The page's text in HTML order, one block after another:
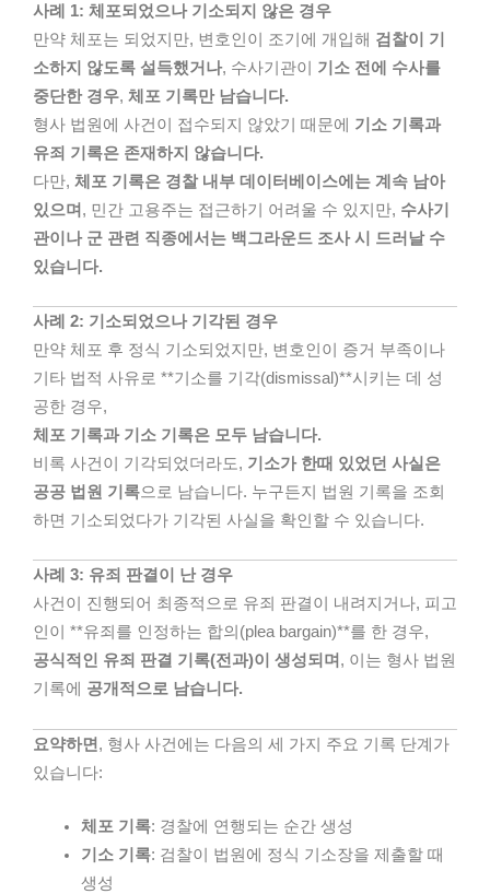
사례 1: 체포되었으나 기소되지 않은 경우
만약 체포는 되었지만, 변호인이 조기에 개입해 검찰이 기
소하지 않도록 설득했거나, 수사기관이 기소 전에 수사를
중단한 경우, 체포 기록만 남습니다.
형사 법원에 사건이 접수되지 않았기 때문에 기소 기록과
유죄 기록은 존재하지 않습니다.
다만, 체포 기록은 경찰 내부 데이터베이스에는 계속 남아
있으며 , 민간 고용주는 접근하기 어려울 수 있지만, 수사기
관이나 군 관련 직종에서는 백그라운드 조사 시 드러날 수
있습니다.
사례 2: 기소되었으나 기각된 경우
만약 체포 후 정식 기소되었지만, 변호인이 증거 부족이나
기타 법적 사유로 **기소를 기각(dismissal)**시키는 데 성
공한 경우,
체포 기록과 기소 기록은 모두 남습니다.
비록 사건이 기각되었더라도, 기소가 한때 있었던 사실은
공공 법원 기록으로 남습니다. 누구든지 법원 기록을 조회
하면 기소되었다가 기각된 사실을 확인할 수 있습니다.
사례 3: 유죄 판결이 난 경우
사건이 진행되어 최종적으로 유죄 판결이 내려지거나, 피고
인이 **유죄를 인정하는 합의(plea bargain)**를 한 경우,
공식적인 유죄 판결 기록(전과)이 생성되며 , 이는 형사 법원
기록에 공개적으로 남습니다.
요약하면 , 형사 사건에는 다음의 세 가지 주요 기록 단계가
있습니다:
체포 기록: 경찰에 연행되는 순간 생성
기소 기록: 검찰이 법원에 정식 기소장을 제출할 때
생성